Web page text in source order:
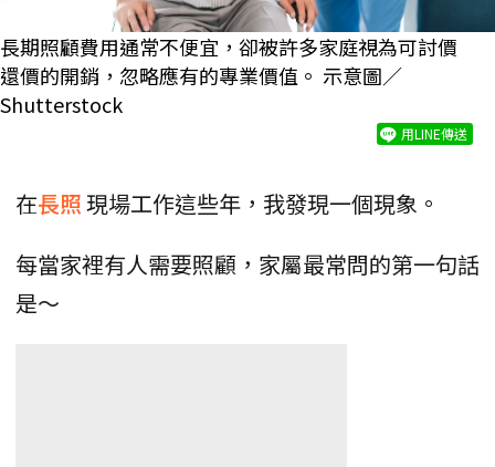
長期照顧費用通常不便宜，卻被許多家庭視為可討價
還價的開銷，忽略應有的專業價值。 示意圖／
Shutterstock
用LINE傳送
在長照現場工作這些年，我發現一個現象。
每當家裡有人需要照顧，家屬最常問的第一句話
是～